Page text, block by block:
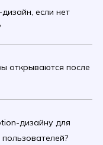
если нет
открываются после
дизайну для